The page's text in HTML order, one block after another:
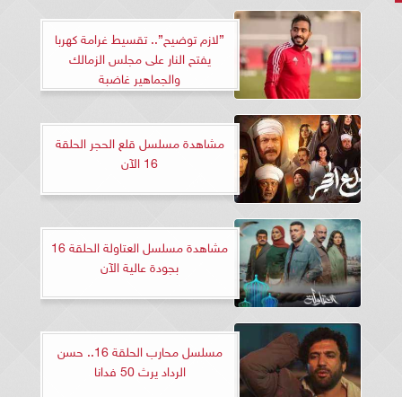
”لازم توضيح”.. تقسيط غرامة كهربا
يفتح النار على مجلس الزمالك
والجماهير غاضبة
مشاهدة مسلسل قلع الحجر الحلقة
16 الآن
مشاهدة مسلسل العتاولة الحلقة 16
بجودة عالية الآن
مسلسل محارب الحلقة 16.. حسن
الرداد يرث 50 فدانا